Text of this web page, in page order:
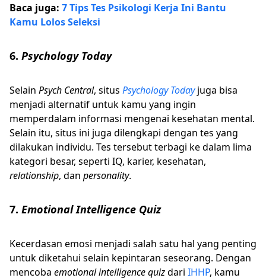
Baca juga: 7 Tips Tes Psikologi Kerja Ini Bantu
Kamu Lolos Seleksi
6. Psychology Today
Selain Psych Central, situs Psychology Todayjuga bisa
menjadi alternatif untuk kamu yang ingin
memperdalam informasi mengenai kesehatan mental.
Selain itu, situs ini juga dilengkapi dengan tes yang
dilakukan individu. Tes tersebut terbagi ke dalam lima
kategori besar, seperti IQ, karier, kesehatan,
relationship, dan personality.
7. Emotional Intelligence Quiz
Kecerdasan emosi menjadi salah satu hal yang penting
untuk diketahui selain kepintaran seseorang. Dengan
mencoba emotional intelligence quizdari IHHP, kamu